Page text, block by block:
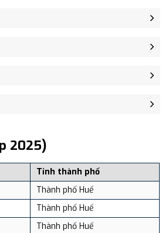
Đông Sơn, Xã Lâm Đớt.
4 - trung tâm khu vực thuận tiện giao
46.02 người/km²
2025)
Tỉnh thành phố
Thành phố Huế
Thành phố Huế
Thành phố Huế